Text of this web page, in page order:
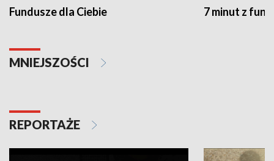
Fundusze dla Ciebie 7 minut z
MNIEJSZOŚCI
REPORTAŻE